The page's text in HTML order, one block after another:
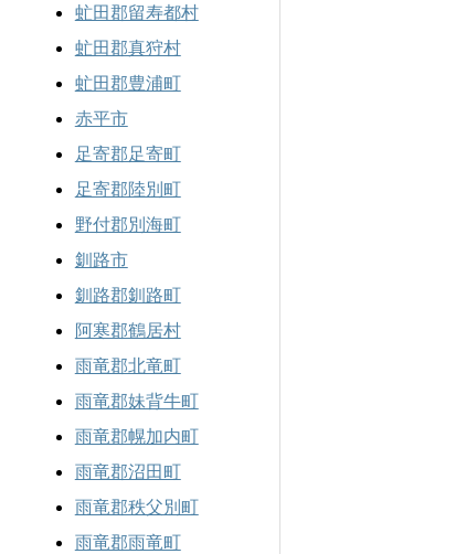
虻田郡留寿都村
虻田郡真狩村
虻田郡豊浦町
赤平市
足寄郡足寄町
足寄郡陸別町
野付郡別海町
釧路市
釧路郡釧路町
阿寒郡鶴居村
雨竜郡北竜町
雨竜郡妹背牛町
雨竜郡幌加内町
雨竜郡沼田町
雨竜郡秩父別町
雨竜郡雨竜町